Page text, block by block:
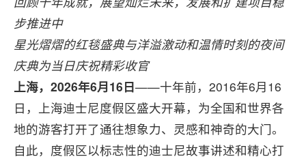
步推进中
星光熠熠的红毯盛典与洋溢激动和温情时刻的夜间
庆典为当日庆祝精彩收官
上海，2026年6月16日——十年前，2016年6月16
日，上海迪士尼度假区盛大开幕，为全国和世界各
地的游客打开了通往想象力、灵感和神奇的大门。
自此，度假区以标志性的迪士尼故事讲述和精心打